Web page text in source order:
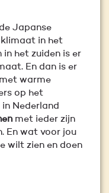
Japanse
klimaat in het
in het zuiden is er
En dan is er
warme
op het
Nederland
met ieder zijn
En wat voor jou
wilt zien en doen